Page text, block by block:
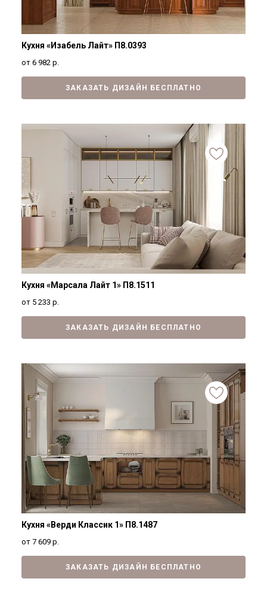
Кухня «Изабель Лайт» П8.0393
от 6 982 р.
ЗАКАЗАТЬ ДИЗАЙН БЕСПЛАТНО
Кухня «Марсала Лайт 1» П8.1511
от 5 233 р.
ЗАКАЗАТЬ ДИЗАЙН БЕСПЛАТНО
Кухня «Верди Классик 1» П8.1487
от 7 609 р.
ЗАКАЗАТЬ ДИЗАЙН БЕСПЛАТНО